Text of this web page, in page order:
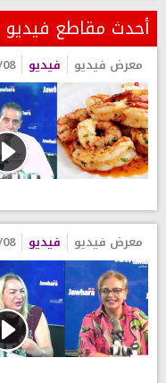
أحدث مقاطع فيديو
معرض فيديو فيديو
معرض فيديو فيديو